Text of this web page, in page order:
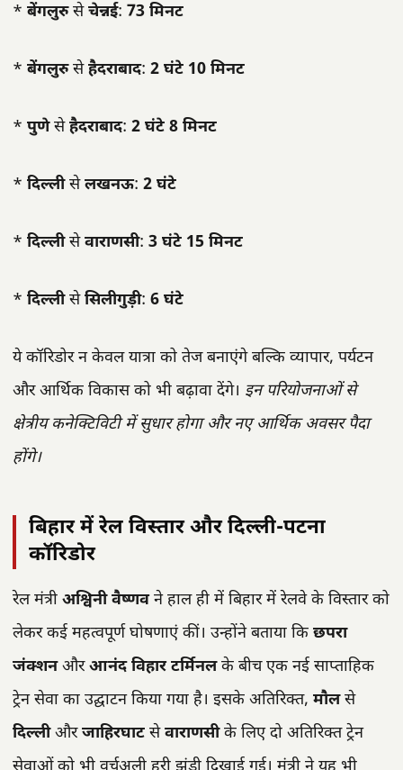
* बेंगलुरुसेचेन्नई: 73 मिनट
* बेंगलुरुसेहैदराबाद: 2 घंटे 10 मिनट
* पुणेसेहैदराबाद: 2 घंटे 8 मिनट
* दिल्लीसेलखनऊ: 2 घंटे
* दिल्लीसेवाराणसी: 3 घंटे 15 मिनट
* दिल्लीसेसिलीगुड़ी: 6 घंटे
ये कॉरिडोर न केवल यात्रा को तेज बनाएंगे बल्कि व्यापार, पर्यटन
और आर्थिक विकास को भी बढ़ावा देंगे। इन परियोजनाओं से
क्षेत्रीय कनेक्टिविटी में सुधार होगा और नए आर्थिक अवसर पैदा
होंगे।
बिहार में रेल विस्तार और दिल्ली-पटना
कॉरिडोर
रेल मंत्री अश्विनी वैष्णवने हाल ही में बिहार में रेलवे के विस्तार को
लेकर कई महत्वपूर्ण घोषणाएं कीं। उन्होंने बताया कि छपरा
जंक्शनऔरआनंद विहार टर्मिनलके बीच एक नई साप्ताहिक
ट्रेन सेवा का उद्घाटन किया गया है। इसके अतिरिक्त, मौलसे
दिल्लीऔरजाहिरघाट सेवाराणसीके लिए दो अतिरिक्त ट्रेन